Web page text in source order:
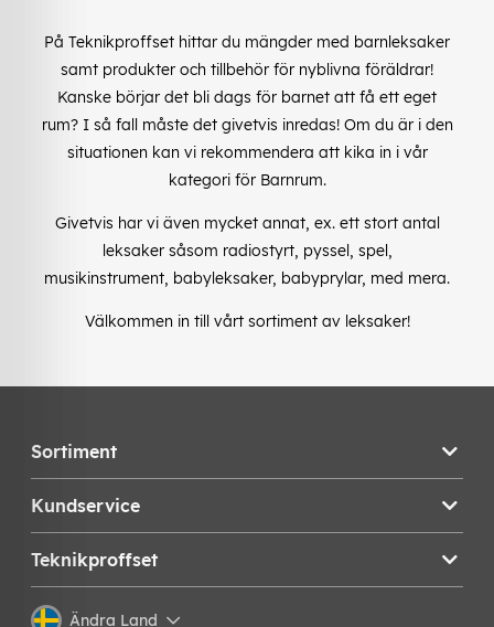
På Teknikproffset hittar du mängder med barnleksaker
samt produkter och tillbehör för nyblivna föräldrar!
Kanske börjar det bli dags för barnet att få ett eget
rum? I så fall måste det givetvis inredas! Om du är i den
situationen kan vi rekommendera att kika in i vår
kategori för Barnrum.
Givetvis har vi även mycket annat, ex. ett stort antal
leksaker såsom radiostyrt, pyssel, spel,
musikinstrument, babyleksaker, babyprylar, med mera.
Välkommen in till vårt sortiment av leksaker!
Sortiment
Kundservice
Teknikproffset
Ändra Land